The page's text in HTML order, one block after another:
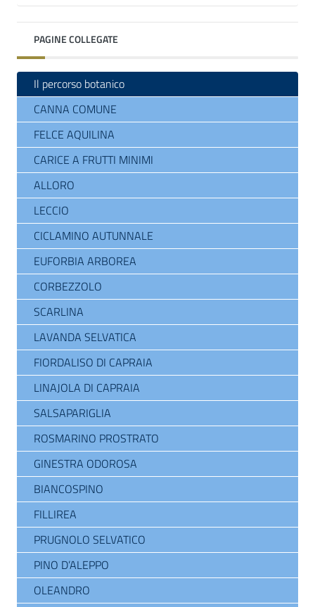
PAGINE COLLEGATE
Il percorso botanico
CANNA COMUNE
FELCE AQUILINA
CARICE A FRUTTI MINIMI
ALLORO
LECCIO
CICLAMINO AUTUNNALE
EUFORBIA ARBOREA
CORBEZZOLO
SCARLINA
LAVANDA SELVATICA
FIORDALISO DI CAPRAIA
LINAJOLA DI CAPRAIA
SALSAPARIGLIA
ROSMARINO PROSTRATO
GINESTRA ODOROSA
BIANCOSPINO
FILLIREA
PRUGNOLO SELVATICO
PINO D’ALEPPO
OLEANDRO